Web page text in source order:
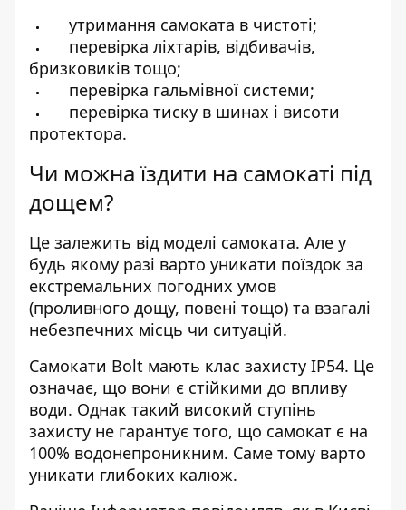
утримання самоката в чистоті;
перевірка ліхтарів, відбивачів,
бризковиків тощо;
перевірка гальмівної системи;
перевірка тиску в шинах і висоти
протектора.
Чи можна їздити на самокаті під
дощем?
Це залежить від моделі самоката. Але у
будь якому разі варто уникати поїздок за
екстремальних погодних умов
(проливного дощу, повені тощо) та взагалі
небезпечних місць чи ситуацій.
Самокати Bolt мають клас захисту IP54. Це
означає, що вони є стійкими до впливу
води. Однак такий високий ступінь
захисту не гарантує того, що самокат є на
100% водонепроникним. Саме тому варто
уникати глибоких калюж.